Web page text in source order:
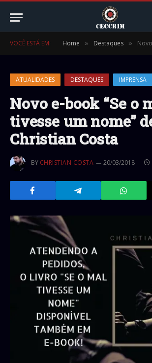
VOCÊ ESTÁ EM: Home » Destaques » Novo e-
ATUALIDADES DESTAQUES IMPRENSA
Novo e-book “Se o
tivesse um nome”
Christian Costa
BY CHRISTIAN COSTA 20/03/2018